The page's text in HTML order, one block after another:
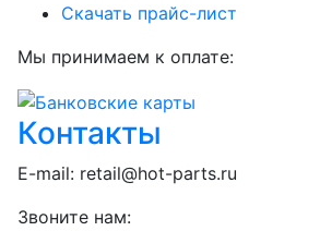
Скачать прайс-лист
Мы принимаем к оплате:
Контакты
E-mail: retail@hot-parts.ru
Звоните нам: